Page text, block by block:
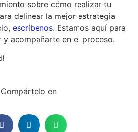
sobre cómo realizar tu
delinear la mejor estrategia
escríbenos. Estamos aquí para
y acompañarte en el proceso.
Compártelo en